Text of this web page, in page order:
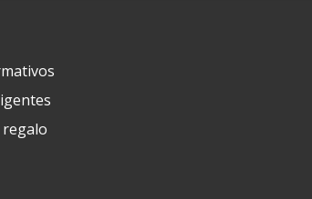
regalo